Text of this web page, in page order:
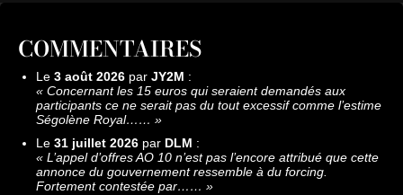
COMMENTAIRES
Le 3 août 2026 par JY2M :
« Concernant les 15 euros qui seraient demandés aux
participants ce ne serait pas du tout excessif comme l’estime
Ségolène Royal…… »
Le 31 juillet 2026 par DLM :
« L’appel d’offres AO 10 n’est pas l’encore attribué que cette
annonce du gouvernement ressemble à du forcing.
Fortement contestée par…… »